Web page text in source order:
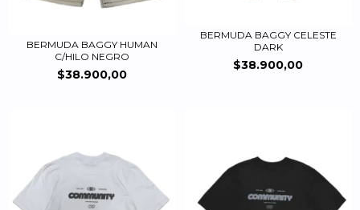
BERMUDA BAGGY HUMAN
C/HILO NEGRO
$38.900,00
BERMUDA BAGGY CELESTE
DARK
$38.900,00